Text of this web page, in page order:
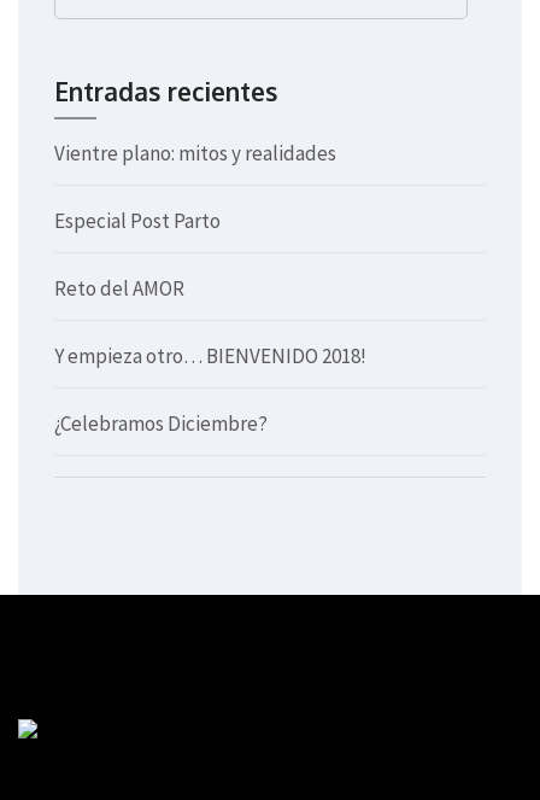
Entradas recientes
Vientre plano: mitos y realidades
Especial Post Parto
Reto del AMOR
Y empieza otro… BIENVENIDO 2018!
¿Celebramos Diciembre?